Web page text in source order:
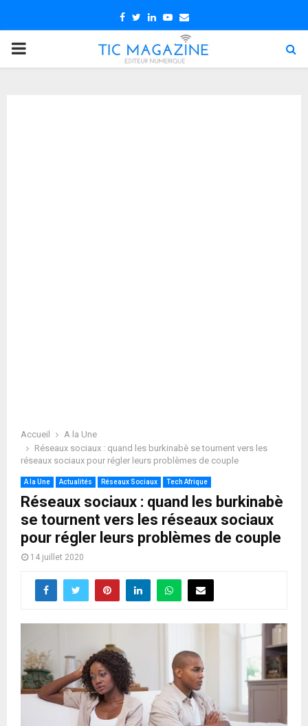
Facebook
TwitterLinkedin
Youtube
Email
PRIMARY
Accueil
A la Une
Réseaux sociaux : quand les burkinabè se tournent vers les
réseaux sociaux pour régler leurs problèmes de couple
A la Une Actualités Réseaux Sociaux Tech Afrique
Réseaux sociaux : quand les burkinabè
se tournent vers les réseaux sociaux
pour régler leurs problèmes de couple
14 juillet 2020